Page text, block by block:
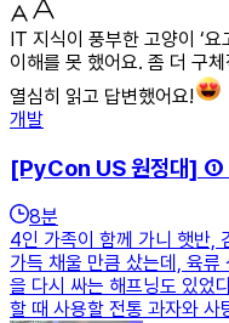
IT 지식이 풍부한 고양이 ‘
이해를 못 했어요. 좀 더 구
열심히 읽고 답변했어요!
개발
[PyCon US 원정대] ①
8분
4인 가족이 함께 가니 햇반,
가득 채울 만큼 샀는데, 육류
을 다시 싸는 해프닝도 있었
할 때 사용할 전통 과자와 사